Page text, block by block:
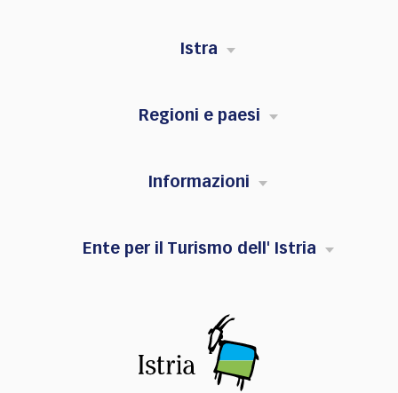
Istra
Regioni e paesi
Informazioni
Ente per il Turismo dell' Istria